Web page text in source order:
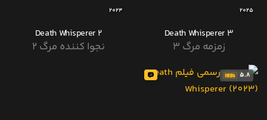
2025
Death Whisperer 3
زمزمه مرگ 3
2024
Death Whisperer 2
نجوا کننده مرگ 2
5.8